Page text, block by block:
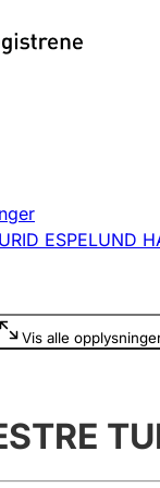
ESPELUND
Vis alle